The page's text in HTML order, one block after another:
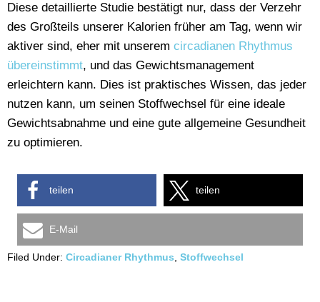
Diese detaillierte Studie bestätigt nur, dass der Verzehr
des Großteils unserer Kalorien früher am Tag, wenn wir
aktiver sind, eher mit unserem circadianen Rhythmus
übereinstimmt, und das Gewichtsmanagement
erleichtern kann. Dies ist praktisches Wissen, das jeder
nutzen kann, um seinen Stoffwechsel für eine ideale
Gewichtsabnahme und eine gute allgemeine Gesundheit
zu optimieren.
teilen teilen
E-Mail
Filed Under: Circadianer Rhythmus Stoffwechsel